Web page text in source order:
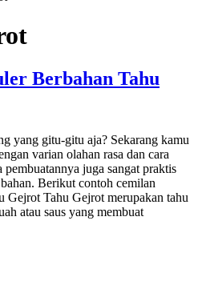
Berbahan Tahu
yang gitu-gitu aja? Sekarang kamu
varian olahan rasa dan cara
juga sangat praktis
Berikut contoh cemilan
Gejrot Tahu Gejrot merupakan tahu
atau saus yang membuat